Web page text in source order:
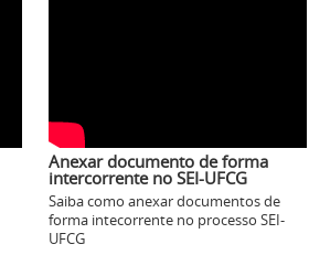
Anexar documento de forma
intercorrente no SEI-UFCG
Saiba como anexar documentos de
forma intecorrente no processo SEI-
UFCG